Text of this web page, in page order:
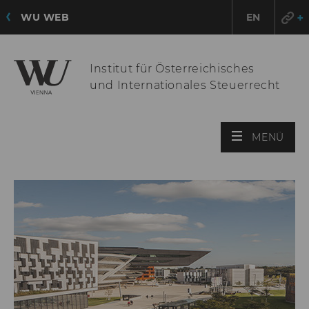
WU WEB EN
Institut für Österreichisches
und Internationales Steuerrecht
MENÜ